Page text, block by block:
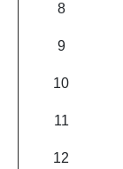
8
9
10
11
12